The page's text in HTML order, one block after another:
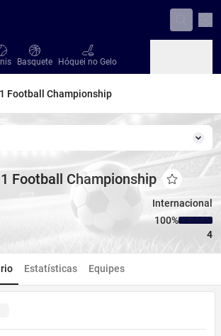
Tênis Basquete
Basquete Hóquei no Gelo
Hóquei no Gelo
HandebolVôlei
Vôlei
1 Football Championship
Championship
1 Football Championship
Adicionar
Internacional
100‏%
4
Estatísticas Equipes